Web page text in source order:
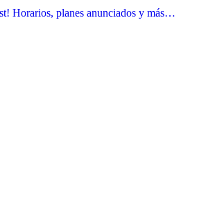
Horarios, planes anunciados y más…